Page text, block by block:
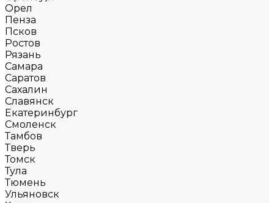
Орел
Пенза
Псков
Ростов
Рязань
Самара
Саратов
Сахалин
Славянск
Екатеринбург
Смоленск
Тамбов
Тверь
Томск
Тула
Тюмень
Ульяновск